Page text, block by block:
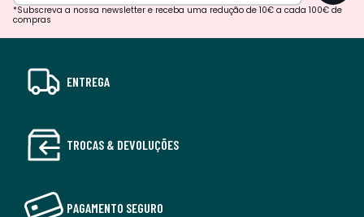
*Subscreva a nossa newsletter e receba uma redução de 10€ a cada 100€ de
compras
ENTREGA
TROCAS & DEVOLUÇÕES
PAGAMENTO SEGURO